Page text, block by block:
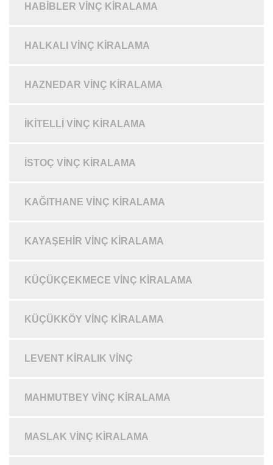
HABIBLER VINÇ KIRALAMA
HALKALI VINÇ KIRALAMA
HAZNEDAR VINÇ KIRALAMA
İKITELLI VINÇ KIRALAMA
İSTOÇ VINÇ KIRALAMA
KAĞITHANE VINÇ KIRALAMA
KAYAŞEHIR VINÇ KIRALAMA
KÜÇÜKÇEKMECE VINÇ KIRALAMA
KÜÇÜKKÖY VINÇ KIRALAMA
LEVENT KIRALIK VINÇ
MAHMUTBEY VINÇ KIRALAMA
MASLAK VINÇ KIRALAMA